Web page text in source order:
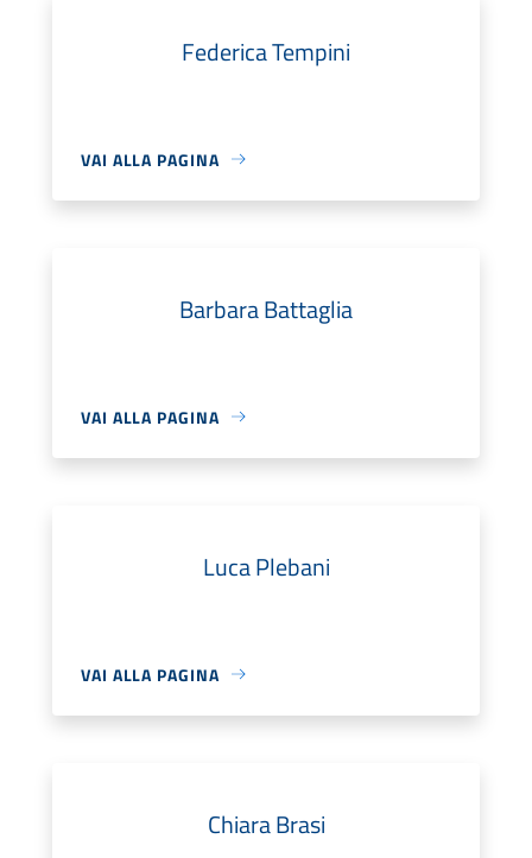
Federica Tempini
VAI ALLA PAGINA
Barbara Battaglia
VAI ALLA PAGINA
Luca Plebani
VAI ALLA PAGINA
Chiara Brasi